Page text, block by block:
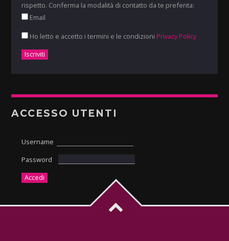
rispetto. Conferma la modalità di contatto da te preferita:
Email
Ho letto e accetto i termini e le condizioni Privacy Policy
ACCESSO UTENTI
Username
Password